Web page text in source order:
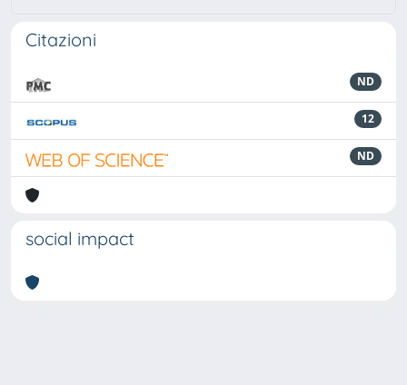
Citazioni
ND
12
ND
social impact